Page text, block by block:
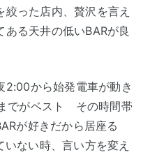
った店内、贅沢を言え
る天井の低いBARが良
2:00から始発電車が動き
でがベスト その時間帯
が好きだから居座る
ない時、言い方を変え